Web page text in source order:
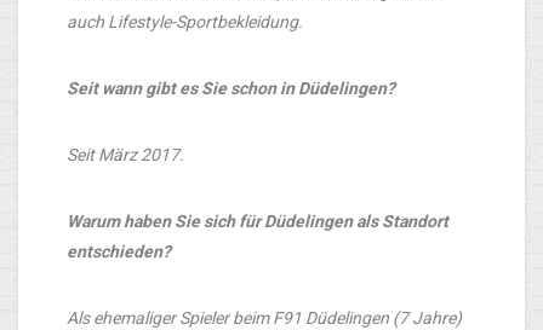
auch Lifestyle-Sportbekleidung.
Seit wann gibt es Sie schon in Düdelingen?
Seit März 2017.
Warum haben Sie sich für Düdelingen als Standort
entschieden?
Als ehemaliger Spieler beim F91 Düdelingen (7 Jahre)